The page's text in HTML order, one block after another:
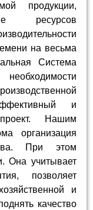
продукции,
ресурсов
на весьма
Система
и
Нашим
организация
При этом
Она учитывает
позволяет
и
качество